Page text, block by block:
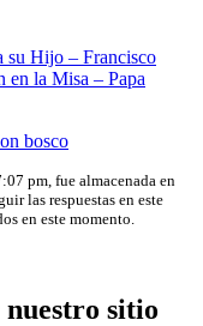
su Hijo – Francisco
en la Misa – Papa
bosco
pm, fue almacenada en
las respuestas en este
en este momento.
sitio